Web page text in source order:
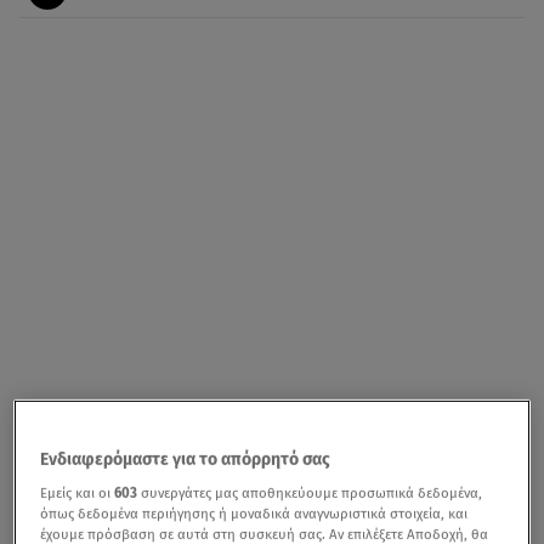
Ενδιαφερόμαστε για το απόρρητό σας
Εμείς και οι603 συνεργάτες μας αποθηκεύουμε προσωπικά δεδομένα,
όπως δεδομένα περιήγησης ή μοναδικά αναγνωριστικά στοιχεία, και
έχουμε πρόσβαση σε αυτά στη συσκευή σας. Αν επιλέξετε Αποδοχή, θα